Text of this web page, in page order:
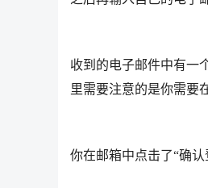
收到的电子邮件中有一
里需要注意的是你需要
你在邮箱中点击了“确